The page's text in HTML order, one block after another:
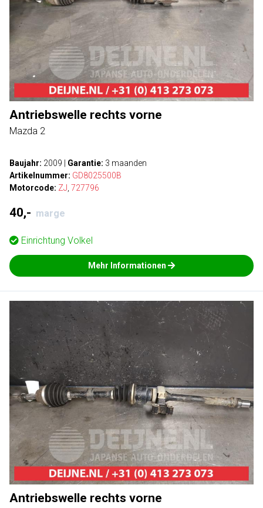
Antriebswelle rechts vorne
Mazda 2
Baujahr: 2009 Garantie: 3 maanden
Artikelnummer: GD8025500B
Motorcode: ZJ 727796
40,- marge
Einrichtung Volkel
Mehr Informationen
Antriebswelle rechts vorne